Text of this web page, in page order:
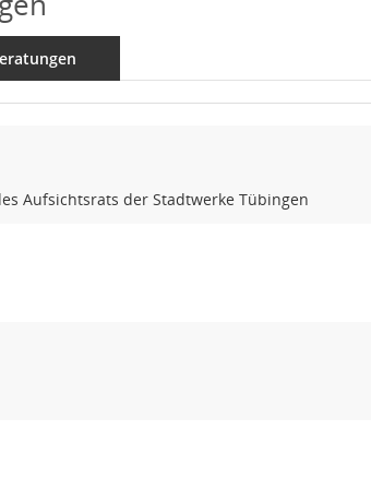
Aufsichtsrats der Stadtwerke Tübingen